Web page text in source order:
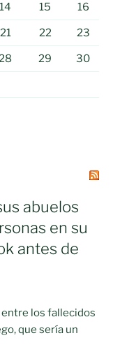
14 15 16
21 22 23
29 30
abuelos
en su
antes de
los fallecidos
que sería un